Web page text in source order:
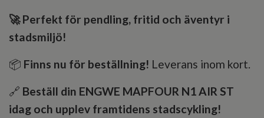
🚀 Perfekt för pendling, fritid och äventyr i
stadsmiljö!
📦 Finns nu för beställning! Leverans inom kort.
🔗 Beställ din ENGWE MAPFOUR N1 AIR ST
idag och upplev framtidens stadscykling!